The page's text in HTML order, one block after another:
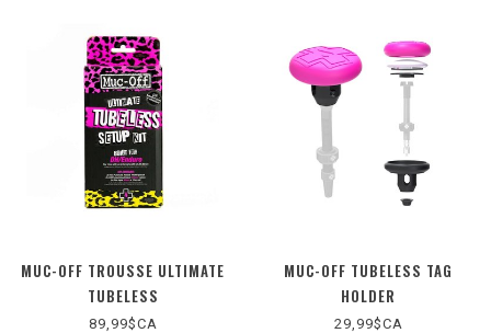
MUC-OFF TROUSSE ULTIMATE
TUBELESS
89,99$CA
MUC-OFF TUBELESS TAG
HOLDER
29,99$CA